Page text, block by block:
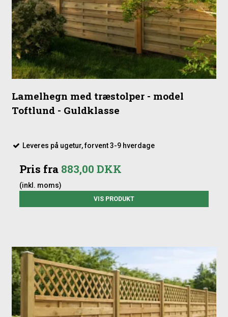
Lamelhegn med træstolper - model
Toftlund - Guldklasse
Leveres på ugetur, forvent 3-9 hverdage
Pris fra 883,00 DKK
(inkl. moms)
VIS PRODUKT